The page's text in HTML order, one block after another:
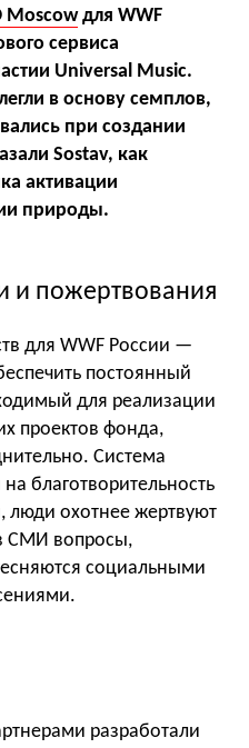
Moscow для WWF
сервиса
Universal Music.
в основу семплов,
при создании
Sostav, как
активации
природы.
и пожертвования
для WWF России —
постоянный
для реализации
проектов фонда,
Система
благотворительность
люди охотнее жертвуют
СМИ вопросы,
социальными
разработали